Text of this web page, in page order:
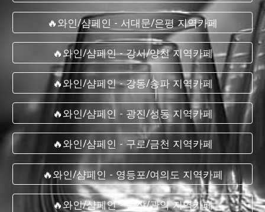
🔥와인/샴페인 - 서대문/은평 지역카페
🔥와인/샴페인 - 강서/양천 지역카페
🔥와인/샴페인 - 강동/송파 지역카페
🔥와인/샴페인 - 광진/성동 지역카페
🔥와인/샴페인 - 구로/금천 지역카페
🔥와인/샴페인 - 영등포/여의도 지역카페
🔥와인/샴페인 - 동작/관악 지역카페